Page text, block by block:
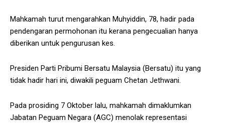
Mahkamah turut mengarahkan Muhyiddin, 78, hadir pada
pendengaran permohonan itu kerana pengecualian hanya
diberikan untuk pengurusan kes.
Presiden Parti Pribumi Bersatu Malaysia (Bersatu) itu yang
tidak hadir hari ini, diwakili peguam Chetan Jethwani.
Pada prosiding 7 Oktober lalu, mahkamah dimaklumkan
Jabatan Peguam Negara (AGC) menolak representasi